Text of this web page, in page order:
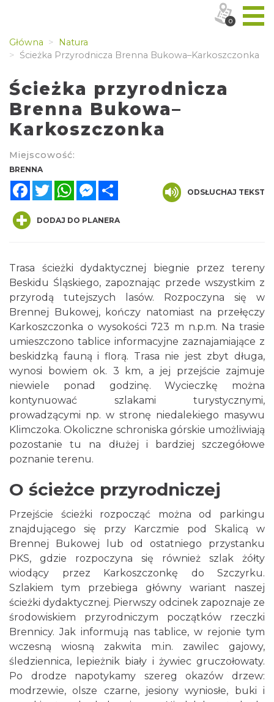
Główna
Natura
Ścieżka Przyrodnicza Brenna Bukowa–Karkoszczonka
Ścieżka przyrodnicza
Brenna Bukowa–
Karkoszczonka
Miejscowość:
BRENNA
FacebookTwitterWhatsAppMessenger
ODSŁUCHAJ TEKST
DODAJ DO PLANERA
Trasa ścieżki dydaktycznej biegnie przez tereny
Beskidu Śląskiego, zapoznając przede wszystkim z
przyrodą tutejszych lasów. Rozpoczyna się w
Brennej Bukowej, kończy natomiast na przełęczy
Karkoszczonka o wysokości 723 m n.p.m. Na trasie
umieszczono tablice informacyjne zaznajamiające z
beskidzką fauną i florą. Trasa nie jest zbyt długa,
wynosi bowiem ok. 3 km, a jej przejście zajmuje
niewiele ponad godzinę. Wycieczkę można
kontynuować szlakami turystycznymi,
prowadzącymi np. w stronę niedalekiego masywu
Klimczoka. Okoliczne schroniska górskie umożliwiają
pozostanie tu na dłużej i bardziej szczegółowe
poznanie terenu.
O ścieżce przyrodniczej
Przejście ścieżki rozpocząć można od parkingu
znajdującego się przy Karczmie pod Skalicą w
Brennej Bukowej lub od ostatniego przystanku
PKS, gdzie rozpoczyna się również szlak żółty
wiodący przez Karkoszczonkę do Szczyrku.
Szlakiem tym przebiega główny wariant naszej
ścieżki dydaktycznej. Pierwszy odcinek zapoznaje ze
środowiskiem przyrodniczym początków rzeczki
Brennicy. Jak informują nas tablice, w rejonie tym
wczesną wiosną zakwita m.in. zawilec gajowy,
śledziennica, lepieżnik biały i żywiec gruczołowaty.
Po drodze napotykamy szereg okazów drzew:
modrzewie, olsze czarne, jesiony wyniosłe, buki i
0